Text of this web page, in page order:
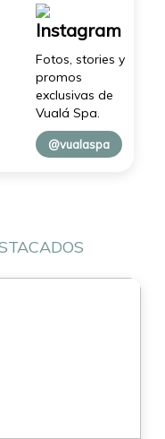
Instagram
Fotos, stories y
promos
exclusivas de
Vualá Spa.
@vualaspa